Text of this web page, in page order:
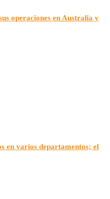
operaciones en Australia y
en varios departamentos; el